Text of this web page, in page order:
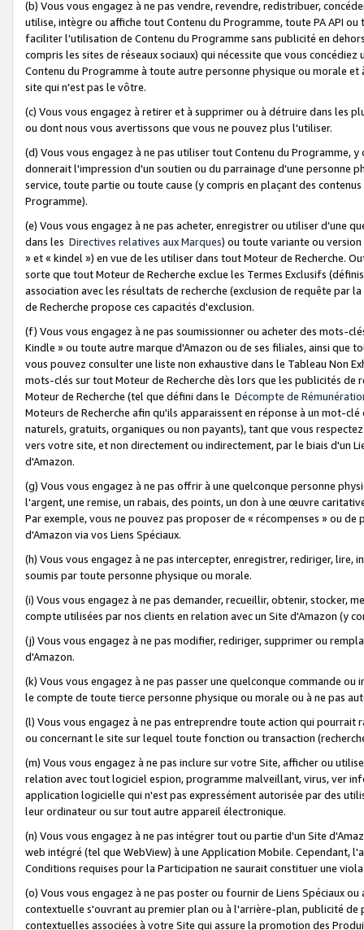
(b) Vous vous engagez à ne pas vendre, revendre, redistribuer,
utilise, intègre ou affiche tout Contenu du Programme, toute PA API
faciliter l'utilisation de Contenu du Programme sans publicité en
compris les sites de réseaux sociaux) qui nécessite que vous
Contenu du Programme à toute autre personne physique ou morale
site qui n'est pas le vôtre.
(c) Vous vous engagez à retirer et à supprimer ou à détruire dans les
ou dont nous vous avertissons que vous ne pouvez plus l'utiliser.
(d) Vous vous engagez à ne pas utiliser tout Contenu du Programme,
donnerait l'impression d'un soutien ou du parrainage d'une personne
service, toute partie ou toute cause (y compris en plaçant des
Programme).
(e) Vous vous engagez à ne pas acheter, enregistrer ou utiliser d’une
dans les Directives relatives aux Marques) ou toute variante ou
» et « kindel ») en vue de les utiliser dans tout Moteur de Recherche.
sorte que tout Moteur de Recherche exclue les Termes Exclusifs
association avec les résultats de recherche (exclusion de requête
de Recherche propose ces capacités d'exclusion.
(f) Vous vous engagez à ne pas soumissionner ou acheter des mots-
Kindle » ou toute autre marque d'Amazon ou de ses filiales, ainsi que
vous pouvez consulter une liste non exhaustive dans le Tableau Non
mots-clés sur tout Moteur de Recherche dès lors que les publicités de
Moteur de Recherche (tel que défini dans le Décompte de
Moteurs de Recherche afin qu'ils apparaissent en réponse à un mot-
naturels, gratuits, organiques ou non payants), tant que vous
vers votre site, et non directement ou indirectement, par le biais d'un
d'Amazon.
(g) Vous vous engagez à ne pas offrir à une quelconque personne
l'argent, une remise, un rabais, des points, un don à une œuvre
Par exemple, vous ne pouvez pas proposer de « récompenses » ou
d'Amazon via vos Liens Spéciaux.
(h) Vous vous engagez à ne pas intercepter, enregistrer, rediriger,
soumis par toute personne physique ou morale.
(i) Vous vous engagez à ne pas demander, recueillir, obtenir, stocker,
compte utilisées par nos clients en relation avec un Site d'Amazon (y
(j) Vous vous engagez à ne pas modifier, rediriger, supprimer ou
d'Amazon.
(k) Vous vous engagez à ne pas passer une quelconque commande
le compte de toute tierce personne physique ou morale ou à ne pas
(l) Vous vous engagez à ne pas entreprendre toute action qui
ou concernant le site sur lequel toute fonction ou transaction
(m) Vous vous engagez à ne pas inclure sur votre Site, afficher ou
relation avec tout logiciel espion, programme malveillant, virus, ver
application logicielle qui n'est pas expressément autorisée par des
leur ordinateur ou sur tout autre appareil électronique.
(n) Vous vous engagez à ne pas intégrer tout ou partie d'un Site
web intégré (tel que WebView) à une Application Mobile. Cependant,
Conditions requises pour la Participation ne saurait constituer une
(o) Vous vous engagez à ne pas poster ou fournir de Liens Spéciaux
contextuelle s'ouvrant au premier plan ou à l'arrière-plan, publicité
contextuelles associées à votre Site qui assure la promotion des